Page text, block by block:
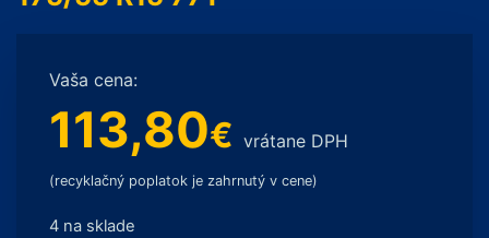
Vaša cena:
113,80€ vrátane DPH
(recyklačný poplatok je zahrnutý v cene)
4 na sklade